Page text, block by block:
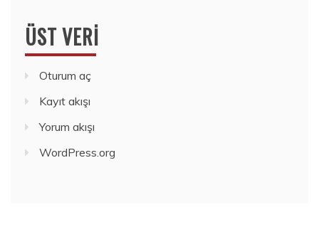
ÜST VERI
Oturum aç
Kayıt akışı
Yorum akışı
WordPress.org